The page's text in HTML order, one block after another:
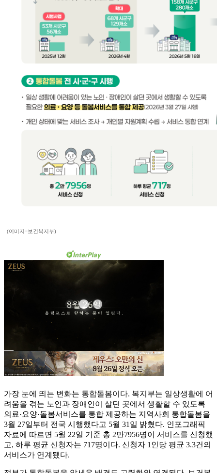
(이미지=보건복지부)
가장 눈에 띄는 변화는 통합돌봄이다. 복지부는 일상생활에 어
려움을 겪는 노인과 장애인이 살던 곳에서 생활할 수 있도록
의료·요양·돌봄서비스를 통합 제공하는 지역사회 통합돌봄을
3월 27일부터 전국 시행했다고 5월 31일 밝혔다. 인포그래픽
자료에 따르면 5월 22일 기준 총 2만7956명이 서비스를 신청했
고, 하루 평균 신청자는 717명이다. 신청자 1인당 평균 3.3건의
서비스가 연계됐다.